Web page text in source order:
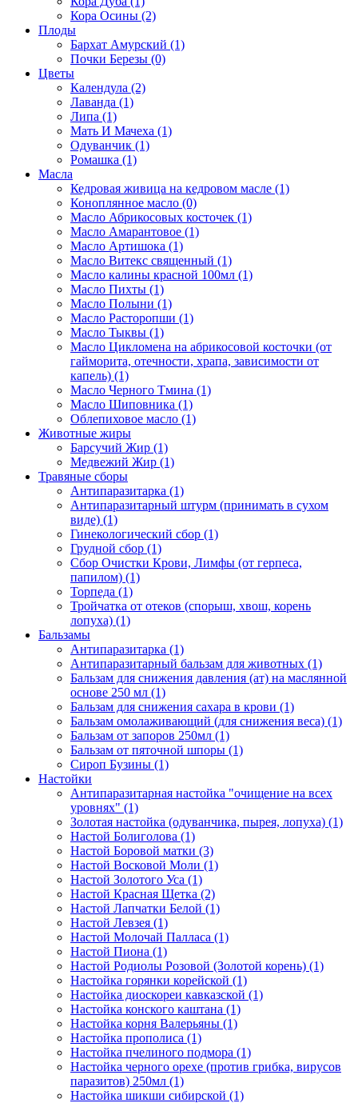
Кора Осины (2)
Плоды
Бархат Амурский (1)
Почки Березы (0)
Цветы
Календула (2)
Лаванда (1)
Липа (1)
Мать И Мачеха (1)
Одуванчик (1)
Ромашка (1)
Масла
Кедровая живица на кедровом масле (1)
Коноплянное масло (0)
Масло Абрикосовых косточек (1)
Масло Амарантовое (1)
Масло Артишока (1)
Масло Витекс священный (1)
Масло калины красной 100мл (1)
Масло Пихты (1)
Масло Полыни (1)
Масло Расторопши (1)
Масло Тыквы (1)
Масло Цикломена на абрикосовой косточки (от
гайморита, отечности, храпа, зависимости от
капель) (1)
Масло Черного Тмина (1)
Масло Шиповника (1)
Облепиховое масло (1)
Животные жиры
Барсучий Жир (1)
Медвежий Жир (1)
Травяные сборы
Антипаразитарка (1)
Антипаразитарный штурм (принимать в сухом
виде) (1)
Гинекологический сбор (1)
Грудной сбор (1)
Сбор Очистки Крови, Лимфы (от герпеса,
папилом) (1)
Торпеда (1)
Тройчатка от отеков (спорыш, хвош, корень
лопуха) (1)
Бальзамы
Антипаразитарка (1)
Антипаразитарный бальзам для животных (1)
Бальзам для снижения давления (ат) на маслянной
основе 250 мл (1)
Бальзам для снижения сахара в крови (1)
Бальзам омолаживающий (для снижения веса) (1)
Бальзам от запоров 250мл (1)
Бальзам от пяточной шпоры (1)
Сироп Бузины (1)
Настойки
Антипаразитарная настойка "очищение на всех
уровнях" (1)
Золотая настойка (одуванчика, пырея, лопуха) (1)
Настой Болиголова (1)
Настой Боровой матки (3)
Настой Восковой Моли (1)
Настой Золотого Уса (1)
Настой Красная Щетка (2)
Настой Лапчатки Белой (1)
Настой Левзея (1)
Настой Молочай Палласа (1)
Настой Пиона (1)
Настой Родиолы Розовой (Золотой корень) (1)
Настойка горянки корейской (1)
Настойка диоскореи кавказской (1)
Настойка конского каштана (1)
Настойка корня Валерьяны (1)
Настойка прополиса (1)
Настойка пчелиного подмора (1)
Настойка черного орехе (против грибка, вирусов
паразитов) 250мл (1)
Настойка шикши сибирской (1)